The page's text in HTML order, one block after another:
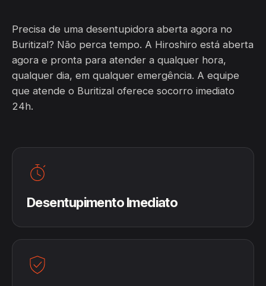
Precisa de uma desentupidora aberta agora no
Buritizal? Não perca tempo. A Hiroshiro está aberta
agora e pronta para atender a qualquer hora,
qualquer dia, em qualquer emergência. A equipe
que atende o Buritizal oferece socorro imediato
24h.
Desentupimento Imediato